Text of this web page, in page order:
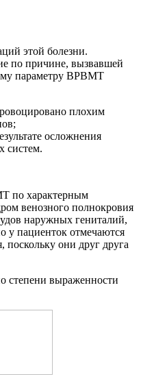
этой болезни.
по причине, вызвавшей
параметру ВРВМТ
плохим
осложнения
систем.
по характерным
венозного полнокровия
наружных гениталий,
у пациенток отмечаются
поскольку они друг друга
степени выраженности